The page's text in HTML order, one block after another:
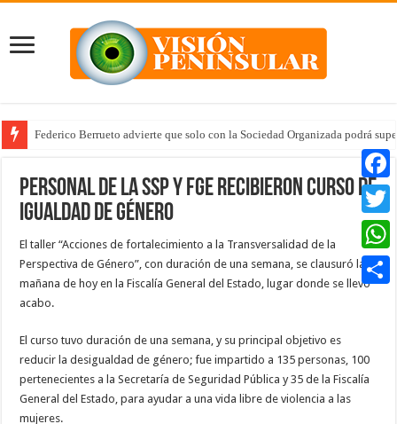
Federico Berrueto advierte que solo con la Sociedad Organizada podrá
Personal de la SSP y FGE recibieron curso de
igualdad de género
El taller “Acciones de fortalecimiento a la Transversalidad de la
Perspectiva de Género”, con duración de una semana, se clausuró la
mañana de hoy en la Fiscalía General del Estado, lugar donde se llevó
acabo.
El curso tuvo duración de una semana, y su principal objetivo es
reducir la desigualdad de género; fue impartido a 135 personas, 100
pertenecientes a la Secretaría de Seguridad Pública y 35 de la Fiscalía
General del Estado, para ayudar a una vida libre de violencia a las
mujeres.
Twitter